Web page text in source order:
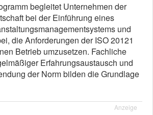
begleitet Unternehmen der
bei der Einführung eines
und
die Anforderungen der ISO 20121
Betrieb umzusetzen. Fachliche
Erfahrungsaustausch und
der Norm bilden die Grundlage
Anzeige